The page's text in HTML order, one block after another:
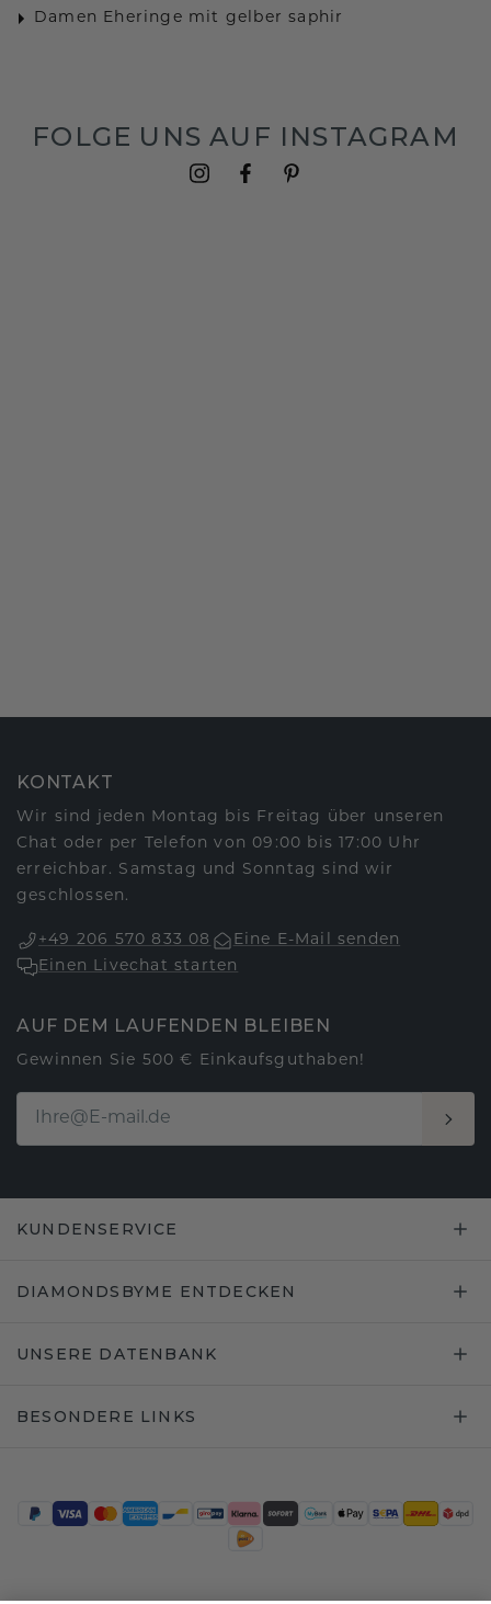
Damen Eheringe mit gelber saphir
FOLGE UNS AUF INSTAGRAM
KONTAKT
Wir sind jeden Montag bis Freitag über unseren
Chat oder per Telefon von 09:00 bis 17:00 Uhr
erreichbar. Samstag und Sonntag sind wir
geschlossen.
+49 206 570 833 08
Eine E-Mail senden
Einen Livechat starten
AUF DEM LAUFENDEN BLEIBEN
Gewinnen Sie 500 € Einkaufsguthaben!
KUNDENSERVICE
DIAMONDSBYME ENTDECKEN
UNSERE DATENBANK
BESONDERE LINKS